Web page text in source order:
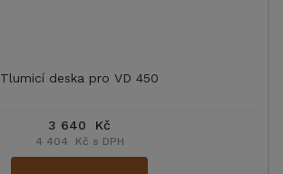
Tlumicí deska pro VD 450
3 640 Kč
4 404 Kč s DPH